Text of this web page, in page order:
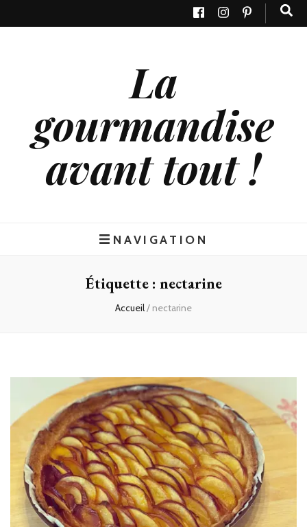
La
gourmandise
avant tout !
NAVIGATION
Étiquette : nectarine
Accueil/ nectarine